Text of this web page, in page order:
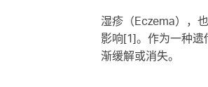
湿疹（Eczema），
影响[1]。作为一种
渐缓解或消失。